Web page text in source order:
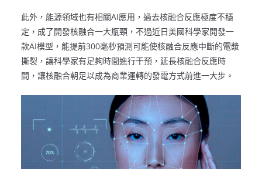
此外，能源領域也有相關AI應用，過去核融合反應極度不穩
定，成了開發核融合一大瓶頸，不過近日美國科學家開發一
款AI模型，能提前300毫秒預測可能使核融合反應中斷的電漿
撕裂，讓科學家有足夠時間進行干預，延長核融合反應時
間，讓核融合朝足以成為商業運轉的發電方式前進一大步。